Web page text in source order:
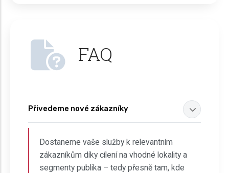
FAQ
Přivedeme nové zákazníky
Dostaneme vaše služby k relevantním
zákazníkům díky cílení na vhodné lokality a
segmenty publika – tedy přesně tam, kde